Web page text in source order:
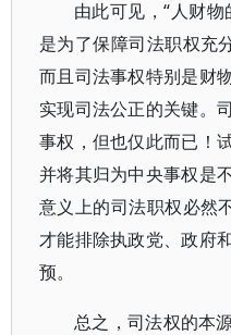
由此可见，“人财物
是为了保障司法职权充
而且司法事权特别是财
实现司法公正的关键。
事权，但也仅此而已！
并将其归为中央事权是
意义上的司法职权必然
才能排除执政党、政府
预。
总之，司法权的本